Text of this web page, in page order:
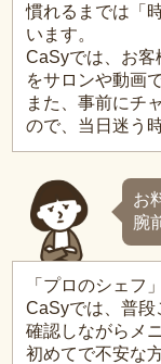
慣れるまでは「
います。
CaSyでは、お客
をサロンや動画
また、事前にチ
ので、当日迷う
お
腕
「プロのシェフ
CaSyでは、普段
確認しながらメ
初めてで不安な